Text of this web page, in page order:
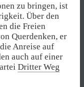
zu bringen, ist
Über den
die Freien
Querdenken, er
Anreise auf
auch auf einer
Dritter Weg